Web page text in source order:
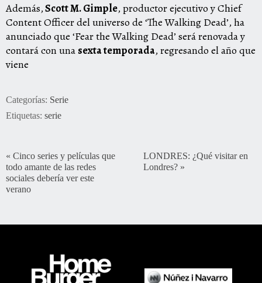
Además,Scott M. Gimple, productor ejecutivo y Chief
Content Officer del universo de ‘The Walking Dead’, ha
anunciado que ‘Fear the Walking Dead’ será renovada y
contará con una sexta temporada, regresando el año que
viene
Categorías: Serie
Etiquetas: serie
« Cinco series y películas que
todo amante de las redes
sociales debería ver este
verano
LONDRES: ¿Qué visitar en
Londres? »